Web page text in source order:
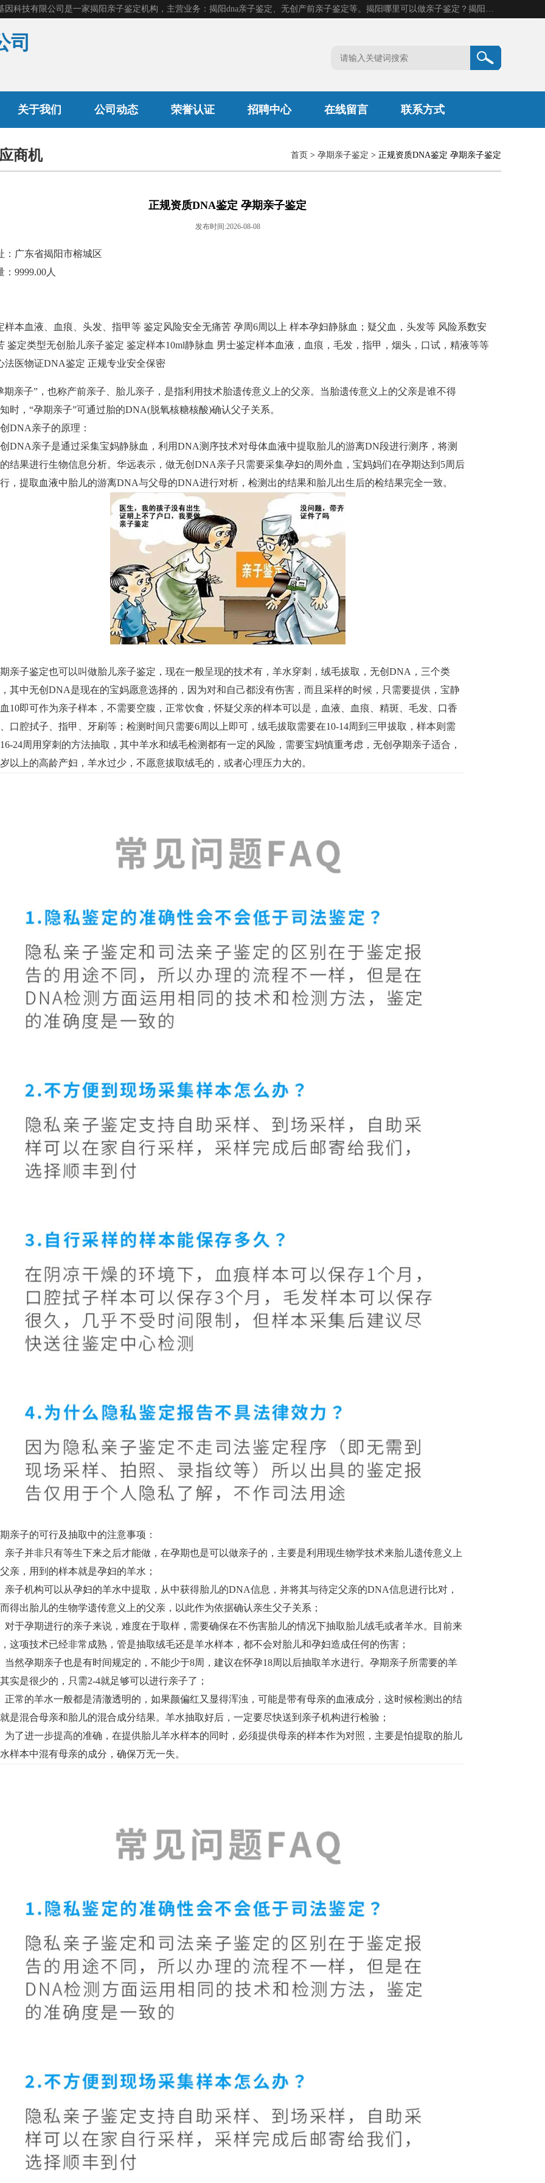
揭阳市康阳基因科技有限公司是一家揭阳亲子鉴定机构，主营业务：揭阳dna亲子鉴定、无创产前亲子鉴定等。揭阳哪里可以做亲子鉴定？揭阳亲子鉴定中心在哪里？地址：广东省 揭阳市榕城区东山街道 岐山大道创鸿万业广场南楼十楼。
司
关于我们 公司动态 荣誉认证 招聘中心 在线留言 联系方式
商机 首页 > 孕期亲子鉴定 > 正规资质DNA鉴定 孕期亲子鉴定
正规资质DNA鉴定 孕期亲子鉴定
发布时间:2026-08-08
：广东省揭阳市榕城区
：9999.00人
样本血液、血痕、头发、指甲等 鉴定风险安全无痛苦 孕周6周以上 样本孕妇静脉血；疑父血，头发等 风险系数安
鉴定类型无创胎儿亲子鉴定 鉴定样本10ml静脉血 男士鉴定样本血液，血痕，毛发，指甲，烟头，口试，精液等等
法医物证DNA鉴定 正规专业安全保密
期亲子”，也称产前亲子、胎儿亲子，是指利用技术胎遗传意义上的父亲。当胎遗传意义上的父亲是谁不得
时，“孕期亲子”可通过胎的DNA(脱氧核糖核酸)确认父子关系。
DNA亲子的原理：
DNA亲子是通过采集宝妈静脉血，利用DNA测序技术对母体血液中提取胎儿的游离DN段进行测序，将测
结果进行生物信息分析。华远表示，做无创DNA亲子只需要采集孕妇的周外血，宝妈妈们在孕期达到5周后
，提取血液中胎儿的游离DNA与父母的DNA进行对析，检测出的结果和胎儿出生后的检结果完全一致。
亲子鉴定也可以叫做胎儿亲子鉴定，现在一般呈现的技术有，羊水穿刺，绒毛拔取，无创DNA，三个类
其中无创DNA是现在的宝妈愿意选择的，因为对和自己都没有伤害，而且采样的时候，只需要提供，宝静
10即可作为亲子样本，不需要空腹，正常饮食，怀疑父亲的样本可以是，血液、血痕、精斑、毛发、口香
口腔拭子、指甲、牙刷等；检测时间只需要6周以上即可，绒毛拔取需要在10-14周到三甲拔取，样本则需
24周用穿刺的方法抽取，其中羊水和绒毛检测都有一定的风险，需要宝妈慎重考虑，无创孕期亲子适合，
以上的高龄产妇，羊水过少，不愿意拔取绒毛的，或者心理压力大的。
亲子的可行及抽取中的注意事项：
亲子并非只有等生下来之后才能做，在孕期也是可以做亲子的，主要是利用现生物学技术来胎儿遗传意义上
亲，用到的样本就是孕妇的羊水；
亲子机构可以从孕妇的羊水中提取，从中获得胎儿的DNA信息，并将其与待定父亲的DNA信息进行比对，
得出胎儿的生物学遗传意义上的父亲，以此作为依据确认亲生父子关系；
对于孕期进行的亲子来说，难度在于取样，需要确保在不伤害胎儿的情况下抽取胎儿绒毛或者羊水。目前来
这项技术已经非常成熟，管是抽取绒毛还是羊水样本，都不会对胎儿和孕妇造成任何的伤害；
当然孕期亲子也是有时间规定的，不能少于8周，建议在怀孕18周以后抽取羊水进行。孕期亲子所需要的羊
实是很少的，只需2-4就足够可以进行亲子了；
正常的羊水一般都是清澈透明的，如果颜偏红又显得浑浊，可能是带有母亲的血液成分，这时候检测出的结
是混合母亲和胎儿的混合成分结果。羊水抽取好后，一定要尽快送到亲子机构进行检验；
为了进一步提高的准确，在提供胎儿羊水样本的同时，必须提供母亲的样本作为对照，主要是怕提取的胎儿
样本中混有母亲的成分，确保万无一失。
产前胎儿鉴定
隐私亲子鉴定